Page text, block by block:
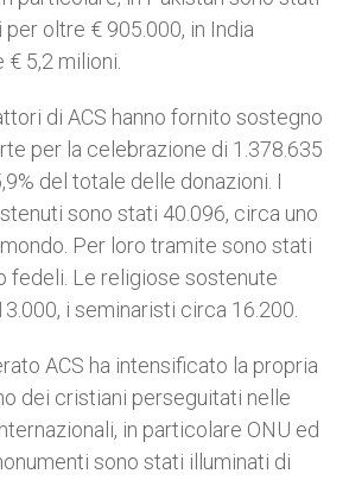
oltre € 905.000, in India
5,2 milioni.
di ACS hanno fornito sostegno
per la celebrazione di 1.378.635
del totale delle donazioni. I
sono stati 40.096, circa uno
Per loro tramite sono stati
fedeli. Le religiose sostenute
i seminaristi circa 16.200.
ACS ha intensificato la propria
dei cristiani perseguitati nelle
in particolare ONU ed
sono stati illuminati di